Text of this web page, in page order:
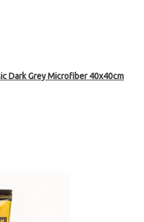
Dark Grey Microfiber 40x40cm